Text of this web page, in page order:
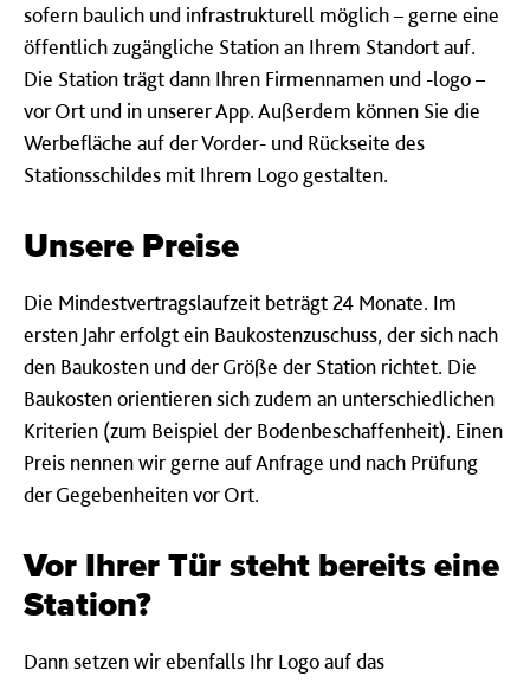
sofern baulich und infrastrukturell möglich – gerne eine
öffentlich zugängliche Station an Ihrem Standort auf.
Die Station trägt dann Ihren Firmennamen und -logo –
vor Ort und in unserer App. Außerdem können Sie die
Werbefläche auf der Vorder- und Rückseite des
Stationsschildes mit Ihrem Logo gestalten.
Unsere Preise
Die Mindestvertragslaufzeit beträgt 24 Monate. Im
ersten Jahr erfolgt ein Baukostenzuschuss, der sich nach
den Baukosten und der Größe der Station richtet. Die
Baukosten orientieren sich zudem an unterschiedlichen
Kriterien (zum Beispiel der Bodenbeschaffenheit). Einen
Preis nennen wir gerne auf Anfrage und nach Prüfung
der Gegebenheiten vor Ort.
Vor Ihrer Tür steht bereits eine
Station?
Dann setzen wir ebenfalls Ihr Logo auf das